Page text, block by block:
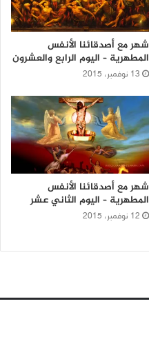
شهر مع أصدقائنا الأنفس
المطهرية – اليوم الرابع والعشرون
13 نوفمبر، 2015
شهر مع أصدقائنا الأنفس
المطهرية – اليوم الثاني عشر
12 نوفمبر، 2015